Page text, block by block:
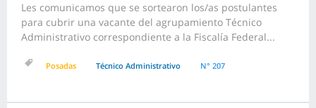
Les comunicamos que se sortearon los/as postulantes
para cubrir una vacante del agrupamiento Técnico
Administrativo correspondiente a la Fiscalía Federal...
Posadas Técnico Administrativo N° 207